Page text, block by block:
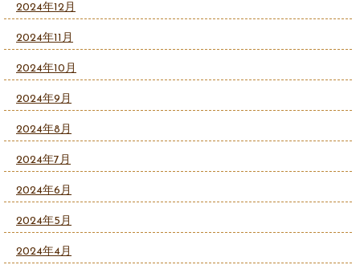
2024年12月
2024年11月
2024年10月
2024年9月
2024年8月
2024年7月
2024年6月
2024年5月
2024年4月